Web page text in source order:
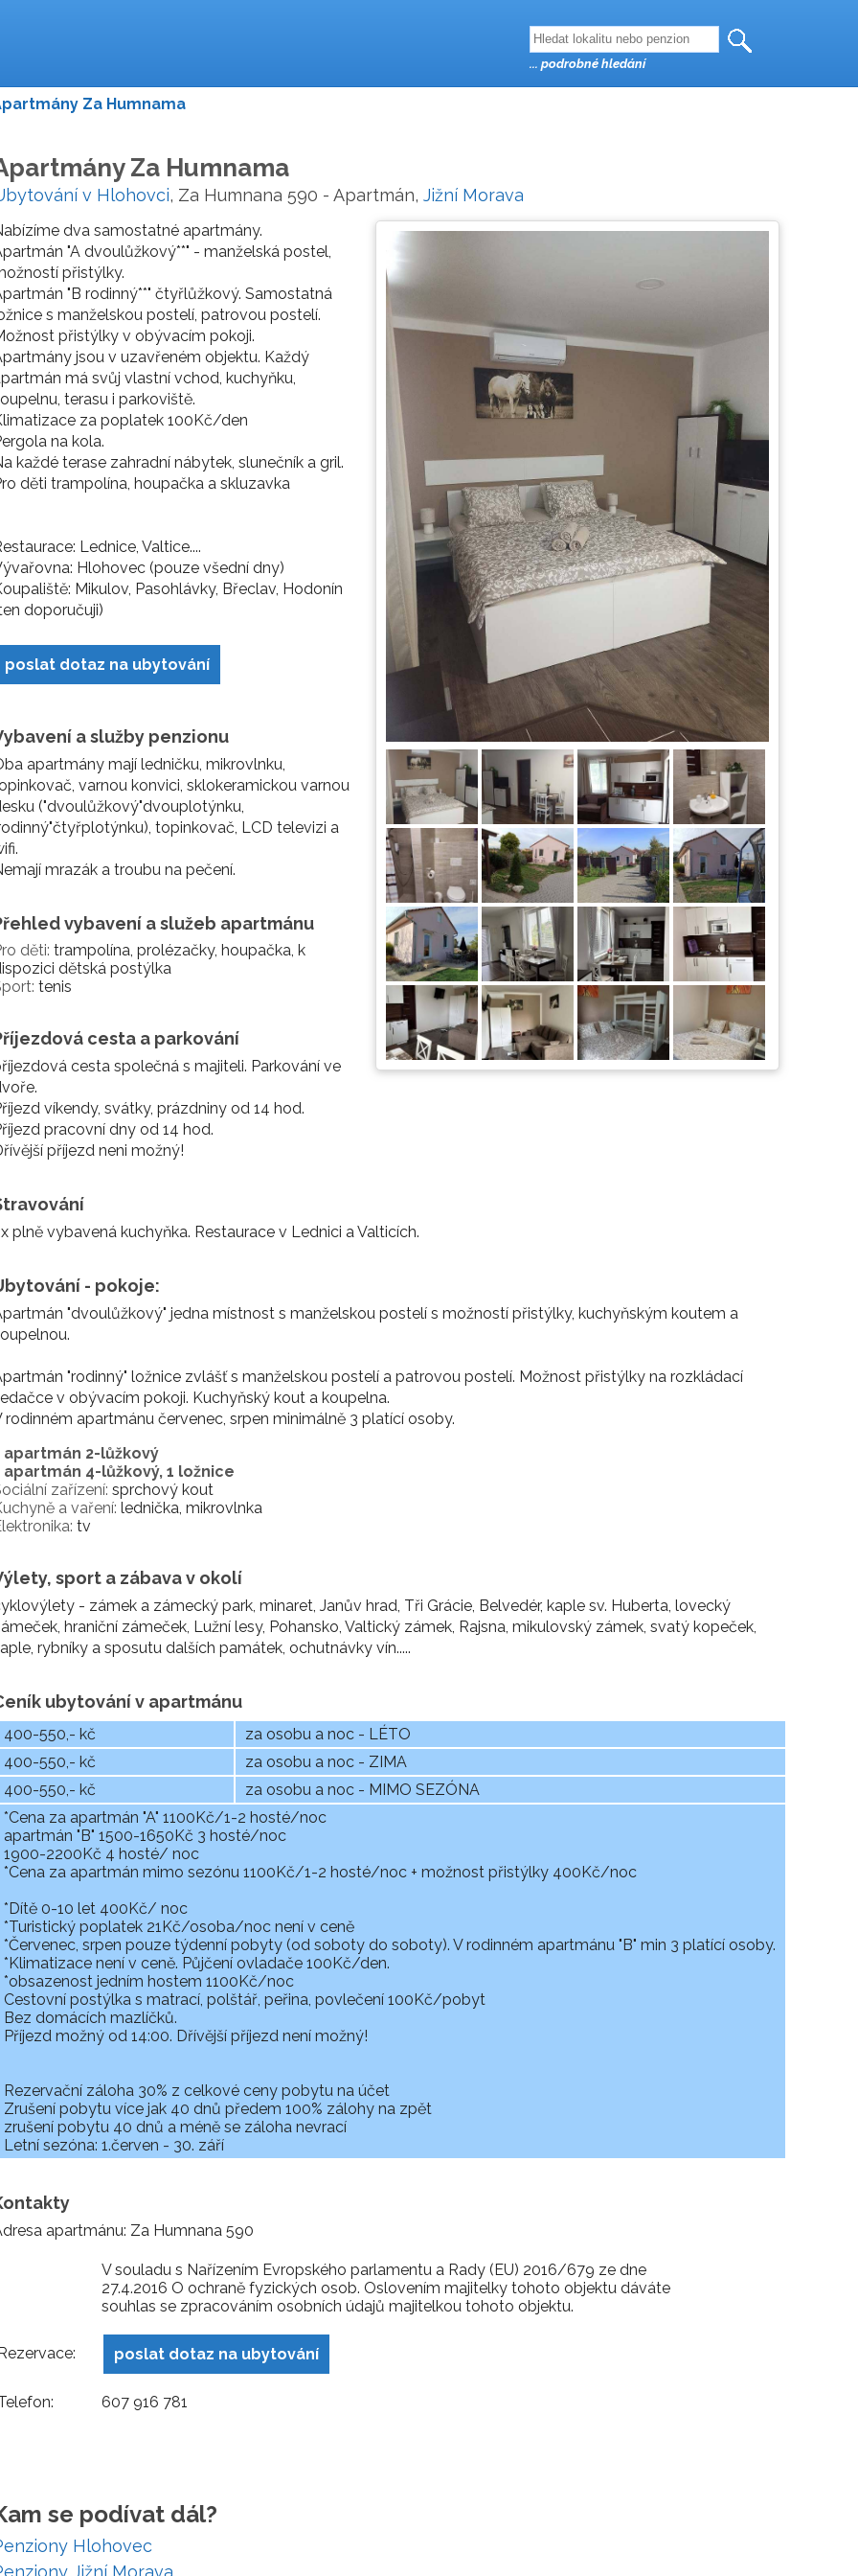
Za Humnama
Za Humnama
v Hlohovci, Za Humnana 590 - Apartmán, Jižní Morava
dva samostatné apartmány.
"A dvoulůžkový**" - manželská postel,
přistýlky.
"B rodinný**" čtyřlůžkový. Samostatná
s manželskou postelí, patrovou postelí.
přistýlky v obývacím pokoji.
jsou v uzavřeném objektu. Každý
má svůj vlastní vchod, kuchyňku,
terasu i parkoviště.
za poplatek 100Kč/den
na kola.
každé terase zahradní nábytek, slunečník a gril.
děti trampolína, houpačka a skluzavka
Lednice, Valtice....
Hlohovec (pouze všední dny)
Mikulov, Pasohlávky, Břeclav, Hodonín
doporučuji)
poslat dotaz na ubytování
a služby penzionu
apartmány mají ledničku, mikrovlnku,
varnou konvici, sklokeramickou varnou
("dvoulůžkový"dvouplotýnku,
topinkovač, LCD televizi a
mrazák a troubu na pečení.
vybavení a služeb apartmánu
děti: trampolína, prolézačky, houpačka, k
dětská postýlka
tenis
cesta a parkování
cesta společná s majiteli. Parkování ve
víkendy, svátky, prázdniny od 14 hod.
pracovní dny od 14 hod.
příjezd neni možný!
plně vybavená kuchyňka. Restaurace v Lednici a Valticích.
- pokoje:
"dvoulůžkový" jedna místnost s manželskou postelí s možností přistýlky, kuchyňským koutem a
"rodinný" ložnice zvlášť s manželskou postelí a patrovou postelí. Možnost přistýlky na rozkládací
v obývacím pokoji. Kuchyňský kout a koupelna.
rodinném apartmánu červenec, srpen minimálně 3 platící osoby.
apartmán 2-lůžkový
apartmán 4-lůžkový, 1 ložnice
zařízení: sprchový kout
a vaření: lednička, mikrovlnka
tv
sport a zábava v okolí
- zámek a zámecký park, minaret, Janův hrad, Tři Grácie, Belvedér, kaple sv. Huberta, lovecký
hraniční zámeček, Lužní lesy, Pohansko, Valtický zámek, Rajsna, mikulovský zámek, svatý kopeček,
rybníky a sposutu dalších památek, ochutnávky vín.....
ubytování v apartmánu
400-550,- kč
za osobu a noc - LÉTO
400-550,- kč
za osobu a noc - ZIMA
400-550,- kč
za osobu a noc - MIMO SEZÓNA
*Cena za apartmán "A" 1100Kč/1-2 hosté/noc
apartmán "B" 1500-1650Kč 3 hosté/noc
1900-2200Kč 4 hosté/ noc
*Cena za apartmán mimo sezónu 1100Kč/1-2 hosté/noc + možnost přistýlky 400Kč/noc
*Dítě 0-10 let 400Kč/ noc
*Turistický poplatek 21Kč/osoba/noc není v ceně
*Červenec, srpen pouze týdenní pobyty (od soboty do soboty). V rodinném apartmánu "B" min 3 platící osoby.
*Klimatizace není v ceně. Půjčení ovladače 100Kč/den.
*obsazenost jedním hostem 1100Kč/noc
Cestovní postýlka s matrací, polštář, peřina, povlečení 100Kč/pobyt
Bez domácích mazlíčků.
Příjezd možný od 14:00. Dřívější příjezd není možný!
Rezervační záloha 30% z celkové ceny pobytu na účet
Zrušení pobytu více jak 40 dnů předem 100% zálohy na zpět
zrušení pobytu 40 dnů a méně se záloha nevrací
Letní sezóna: 1.červen - 30. září
apartmánu: Za Humnana 590
V souladu s Nařízením Evropského parlamentu a Rady (EU) 2016/679 ze dne
27.4.2016 O ochraně fyzických osob. Oslovením majitelky tohoto objektu dáváte
souhlas se zpracováním osobních údajů majitelkou tohoto objektu.
poslat dotaz na ubytování
607 916 781
se podívat dál?
Hlohovec
Jižní Morava
... podrobné hledání